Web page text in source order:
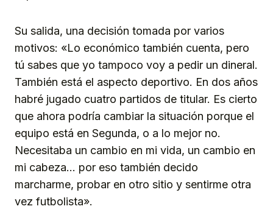
Su salida, una decisión tomada por varios
motivos: «Lo económico también cuenta, pero
tú sabes que yo tampoco voy a pedir un dineral.
También está el aspecto deportivo. En dos años
habré jugado cuatro partidos de titular. Es cierto
que ahora podría cambiar la situación porque el
equipo está en Segunda, o a lo mejor no.
Necesitaba un cambio en mi vida, un cambio en
mi cabeza… por eso también decido
marcharme, probar en otro sitio y sentirme otra
vez futbolista».